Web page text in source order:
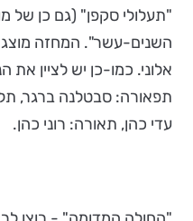
"תעלולי סקפן" (גם כן של
השנים-עשר". המחזה מוצג
אלוני. כמו-כן יש לציין
תפאורה: סבטלנה ברגר,
עדי כהן, תאורה: רוני כהן.